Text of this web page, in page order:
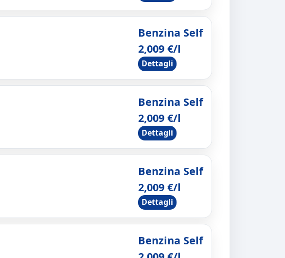
Benzina Self
2,009 €/l
Dettagli
Benzina Self
2,009 €/l
Dettagli
Benzina Self
2,009 €/l
Dettagli
Benzina Self